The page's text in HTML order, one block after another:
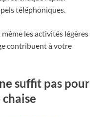
téléphoniques.
les activités légères
contribuent à votre
suffit pas pour